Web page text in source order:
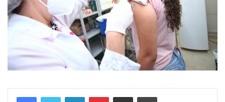
LinkedinPinterestCompartilhar via e-mail Imprimir